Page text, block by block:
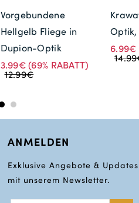
Vorgebundene
Hellgelb Fliege in
Dupion-Optik
3.99€(69% RABATT)
12.99€
6.99€
ANMELDEN
Exklusive Angebote & Updates
mit unserem Newsletter.